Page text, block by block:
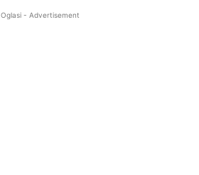
Oglasi - Advertisement